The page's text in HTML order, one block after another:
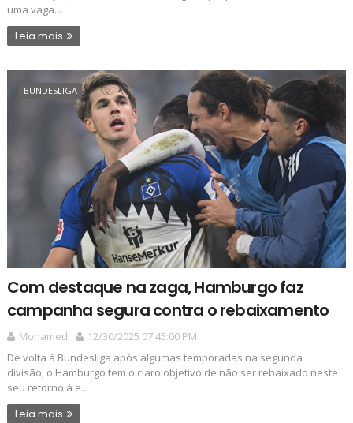
uma vaga...
Leia mais
BUNDESLIGA
Com destaque na zaga, Hamburgo faz
campanha segura contra o rebaixamento
Mohamed
12/30/2025 07:45:00 PM
De volta à Bundesliga após algumas temporadas na segunda
divisão, o Hamburgo tem o claro objetivo de não ser rebaixado neste
seu retorno à e...
Leia mais